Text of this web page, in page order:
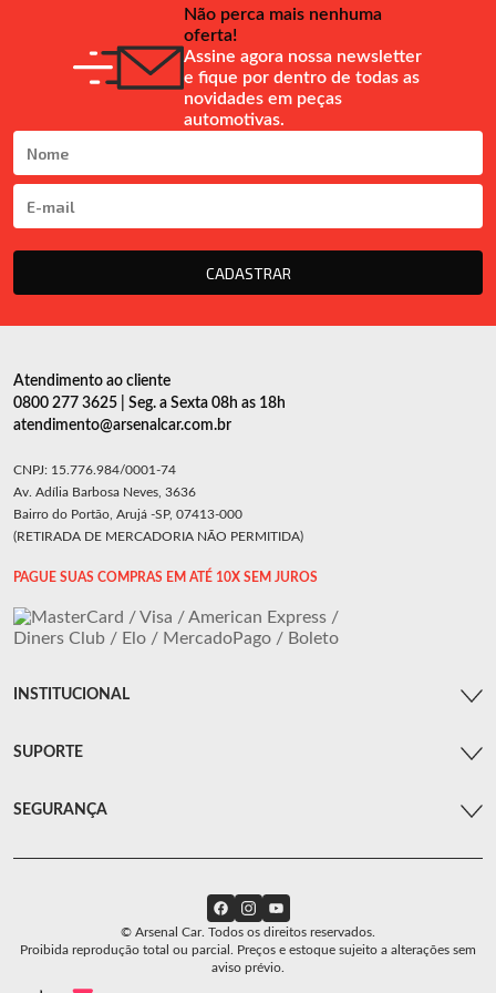
Não perca mais nenhuma
oferta!
Assine agora nossa newsletter
e fique por dentro de todas as
novidades em peças
automotivas.
CADASTRAR
Atendimento ao cliente
0800 277 3625 | Seg. a Sexta 08h as 18h
atendimento@arsenalcar.com.br
CNPJ: 15.776.984/0001-74
Av. Adília Barbosa Neves, 3636
Bairro do Portão, Arujá -SP, 07413-000
(RETIRADA DE MERCADORIA NÃO PERMITIDA)
PAGUE SUAS COMPRAS EM ATÉ 10X SEM JUROS
INSTITUCIONAL
SUPORTE
SEGURANÇA
© Arsenal Car. Todos os direitos reservados.
Proibida reprodução total ou parcial. Preços e estoque sujeito a alterações sem
aviso prévio.